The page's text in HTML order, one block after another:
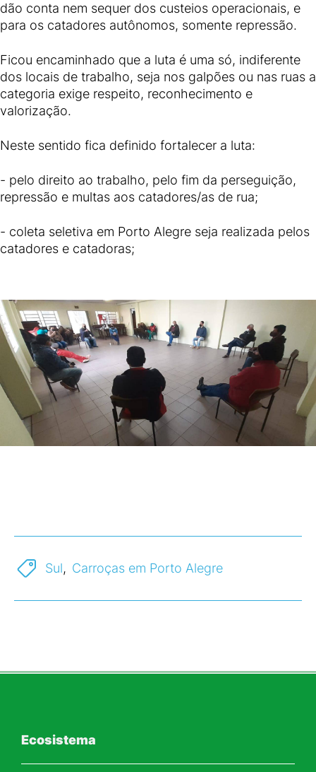
dão conta nem sequer dos custeios operacionais, e
para os catadores autônomos, somente repressão.
Ficou encaminhado que a luta é uma só, indiferente
dos locais de trabalho, seja nos galpões ou nas ruas a
categoria exige respeito, reconhecimento e
valorização.
Neste sentido fica definido fortalecer a luta:
- pelo direito ao trabalho, pelo fim da perseguição,
repressão e multas aos catadores/as de rua;
- coleta seletiva em Porto Alegre seja realizada pelos
catadores e catadoras;
Sul, Carroças em Porto Alegre
Ecosistema